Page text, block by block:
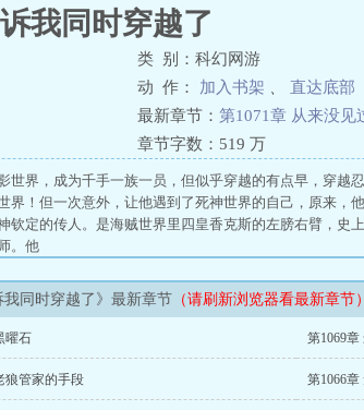
我同时穿越了
类 别：科幻网游
动 作： 加入书架
直达底部
最新章节： 第1071章 从来没见
章节字数： 519 万
世界，成为千手一族一员，但似乎穿越的有点早，穿越
界！但一次意外，让他遇到了死神世界的自己，原来，
钦定的传人。是海贼世界里四皇香克斯的左膀右臂，史
。他
我同时穿越了》最新章节 （请刷新浏览器看最新章节）
曜石 第1069
狼管家的手段 第1066章